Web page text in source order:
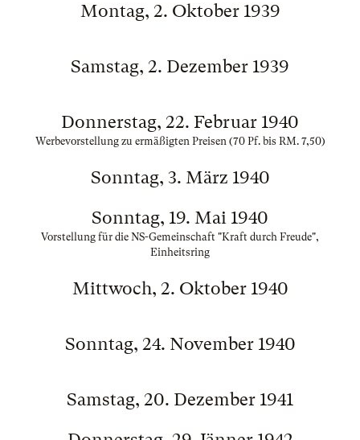
Montag, 2. Oktober 1939
Samstag, 2. Dezember 1939
Donnerstag, 22. Februar 1940
Werbevorstellung zu ermäßigten Preisen (70 Pf. bis RM. 7,50)
Sonntag, 3. März 1940
Sonntag, 19. Mai 1940
Vorstellung für die NS-Gemeinschaft "Kraft durch Freude",
Einheitsring
Mittwoch, 2. Oktober 1940
Sonntag, 24. November 1940
Samstag, 20. Dezember 1941